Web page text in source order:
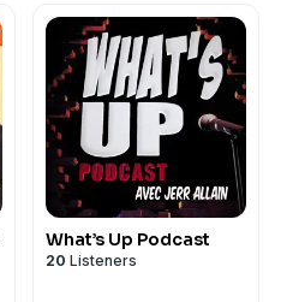
What’s Up Podcast
20 Listeners